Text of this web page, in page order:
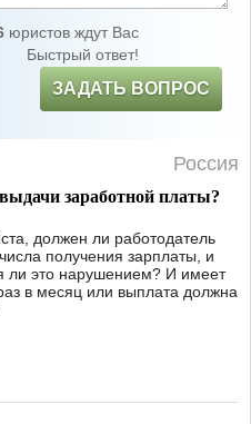
юристов ждут Вас
Быстрый ответ!
ЗАДАТЬ ВОПРОС
Россия
заработной платы?
должен ли работодатель
получения зарплаты, и
ли это нарушением? И имеет
в месяц или выплата должна